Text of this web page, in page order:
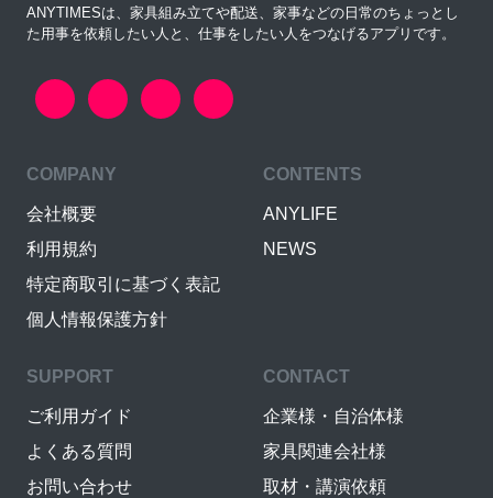
ANYTIMESは、家具組み立てや配送、家事などの日常のちょっとし
た用事を依頼したい人と、仕事をしたい人をつなげるアプリです。
COMPANY
会社概要
利用規約
特定商取引に基づく表記
個人情報保護方針
CONTENTS
ANYLIFE
NEWS
SUPPORT
ご利用ガイド
よくある質問
お問い合わせ
CONTACT
企業様・自治体様
家具関連会社様
取材・講演依頼